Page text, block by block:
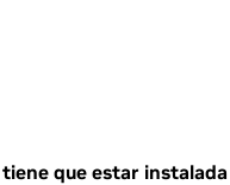
que estar